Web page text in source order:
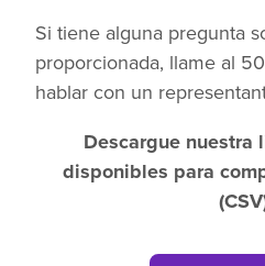
Si tiene alguna pregunta
proporcionada, llame al
hablar con un
Descargue nuestra
disponibles para